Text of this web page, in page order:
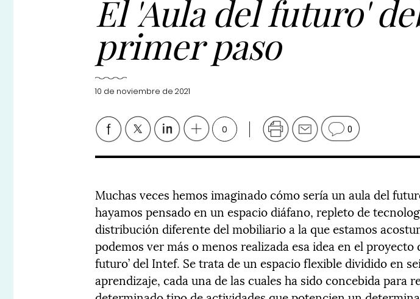
El 'Aula del futuro'
primer paso
10 de noviembre de 2021
0 0
Muchas veces hemos imaginado cómo sería un aula del
hayamos pensado en un espacio diáfano, repleto de
distribución diferente del mobiliario a la que estamos
podemos ver más o menos realizada esa idea en el proyecto
futuro’ del Intef. Se trata de un espacio flexible dividido en
aprendizaje, cada una de las cuales ha sido concebida para